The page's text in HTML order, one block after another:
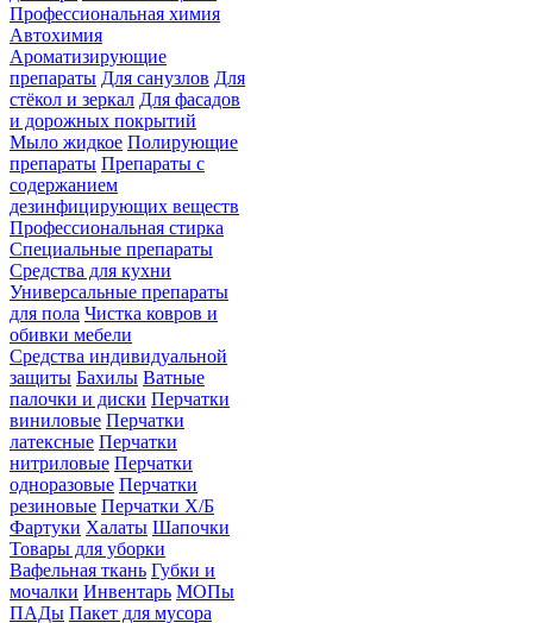
Профессиональная химия
Автохимия
Ароматизирующие
препараты Для санузлов Для
стёкол и зеркал Для фасадов
и дорожных покрытий
Мыло жидкое Полирующие
препараты Препараты с
содержанием
дезинфицирующих веществ
Профессиональная стирка
Специальные препараты
Средства для кухни
Универсальные препараты
для пола Чистка ковров и
обивки мебели
Средства индивидуальной
защиты Бахилы Ватные
палочки и диски Перчатки
виниловые Перчатки
латексные Перчатки
нитриловые Перчатки
одноразовые Перчатки
резиновые Перчатки Х/Б
Фартуки Халаты Шапочки
Товары для уборки
Вафельная ткань Губки и
мочалки Инвентарь МОПы
ПАДы Пакет для мусора